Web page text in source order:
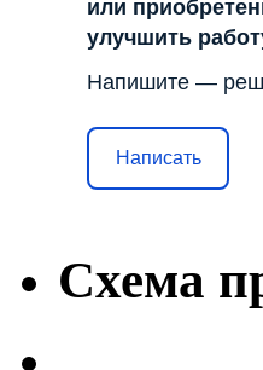
или
улучшить
Напишите —
Написать
Схема